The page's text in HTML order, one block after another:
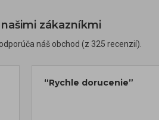
zákazníkmi
náš obchod (z 325 recenzií).
“Rychle dorucenie”